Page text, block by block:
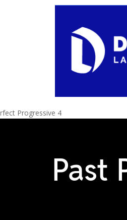
Progressive 4